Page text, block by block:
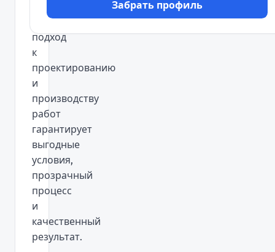
Инновационный
подход
к
проектированию
и
производству
работ
гарантирует
выгодные
условия,
прозрачный
процесс
и
качественный
результат.
Забрать профиль